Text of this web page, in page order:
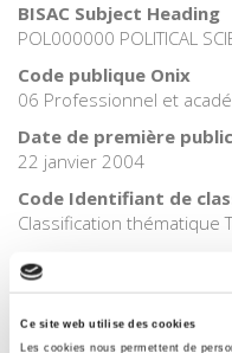
Ce site web utilise des cookies
Les cookies nous permettent de
BISAC Subject Heading
POL000000 POLITICAL
Code publique Onix
06 Professionnel et
Date de première
22 janvier 2004
Code Identifiant de
Classification thématique
Salariés en justice